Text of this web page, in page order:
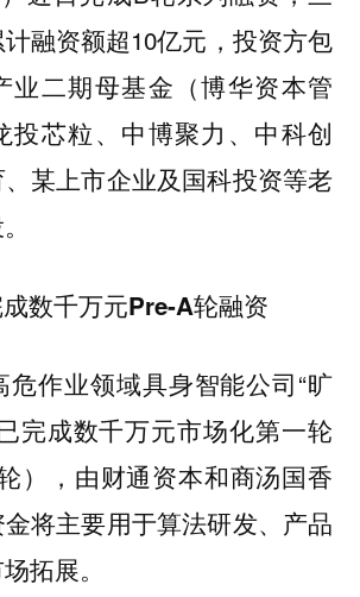
融资额超10亿元，投资方包
业二期母基金（博华资本管
投芯粒、中博聚力、中科创
某上市企业及国科投资等老
数千万元Pre-A轮融资
危作业领域具身智能公司“旷
完成数千万元市场化第一轮
），由财通资本和商汤国香
将主要用于算法研发、产品
拓展。